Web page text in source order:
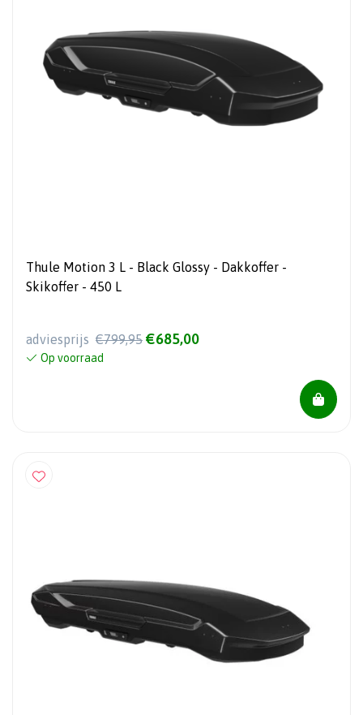
Thule Motion 3 L - Black Glossy - Dakkoffer -
Skikoffer - 450 L
adviesprijs €799,95 €685,00
Op voorraad